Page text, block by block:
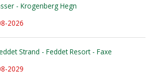
- Krogenberg Hegn
2026
Strand - Feddet Resort - Faxe
2029